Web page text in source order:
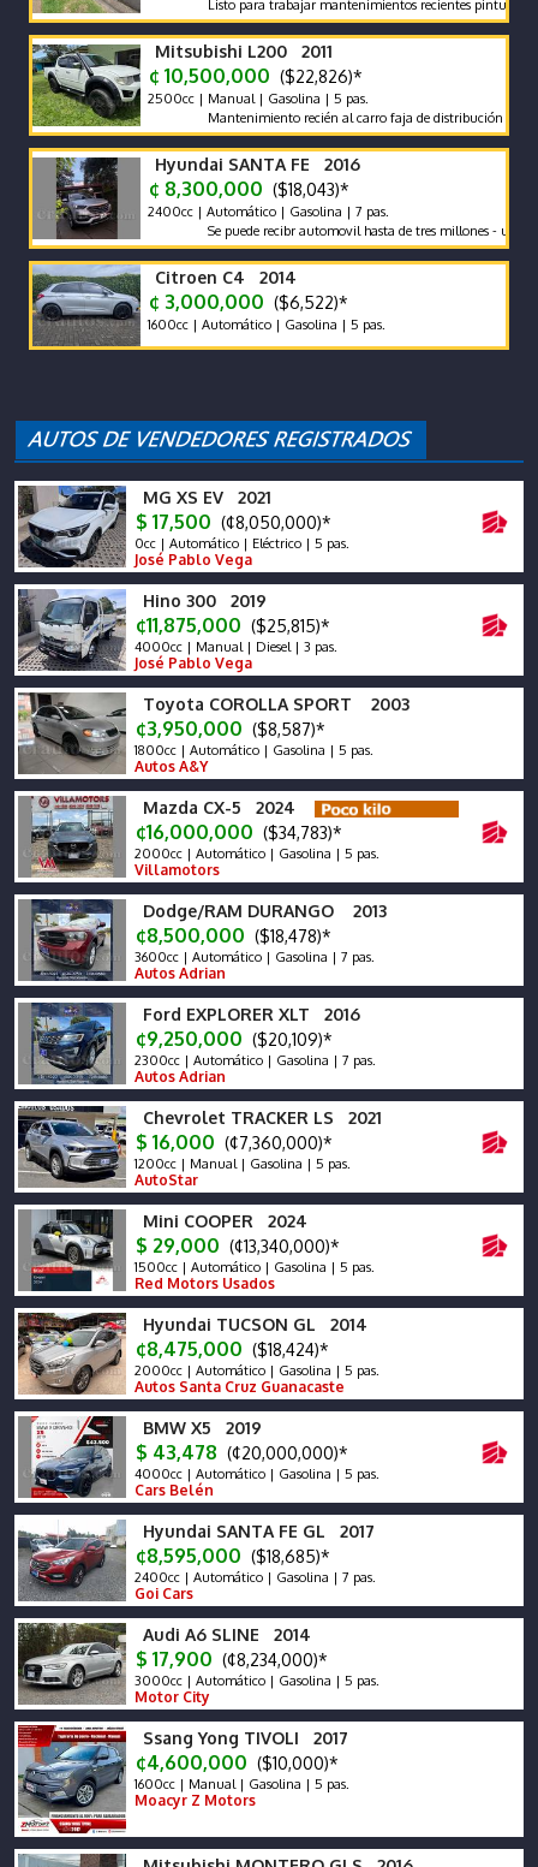
Listo para trabajar mantenimientos recientes pintura
Mitsubishi L200 2011
¢ 10,500,000 ($22,826)*
2500cc | Manual | Gasolina | 5 pas.
Mantenimiento recién al carro faja de distribución recién
Hyundai SANTA FE 2016
¢ 8,300,000 ($18,043)*
2400cc | Automático | Gasolina | 7 pas.
Se puede recibr automovil hasta de tres millones - un solo
Citroen C4 2014
¢ 3,000,000 ($6,522)*
1600cc | Automático | Gasolina | 5 pas.
MG XS EV 2021
$ 17,500 (¢8,050,000)*
0cc | Automático | Eléctrico | 5 pas.
José Pablo Vega
Hino 300 2019
¢11,875,000 ($25,815)*
4000cc | Manual | Diesel | 3 pas.
José Pablo Vega
Toyota COROLLA SPORT 2003
¢3,950,000 ($8,587)*
1800cc | Automático | Gasolina | 5 pas.
Autos A&Y
Mazda CX-5 2024
¢16,000,000 ($34,783)*
2000cc | Automático | Gasolina | 5 pas.
Villamotors
Dodge/RAM DURANGO 2013
¢8,500,000 ($18,478)*
3600cc | Automático | Gasolina | 7 pas.
Autos Adrian
Ford EXPLORER XLT 2016
¢9,250,000 ($20,109)*
2300cc | Automático | Gasolina | 7 pas.
Autos Adrian
Chevrolet TRACKER LS 2021
$ 16,000 (¢7,360,000)*
1200cc | Manual | Gasolina | 5 pas.
AutoStar
Mini COOPER 2024
$ 29,000 (¢13,340,000)*
1500cc | Automático | Gasolina | 5 pas.
Red Motors Usados
Hyundai TUCSON GL 2014
¢8,475,000 ($18,424)*
2000cc | Automático | Gasolina | 5 pas.
Autos Santa Cruz Guanacaste
BMW X5 2019
$ 43,478 (¢20,000,000)*
4000cc | Automático | Gasolina | 5 pas.
Cars Belén
Hyundai SANTA FE GL 2017
¢8,595,000 ($18,685)*
2400cc | Automático | Gasolina | 7 pas.
Goi Cars
Audi A6 SLINE 2014
$ 17,900 (¢8,234,000)*
3000cc | Automático | Gasolina | 5 pas.
Motor City
Ssang Yong TIVOLI 2017
¢4,600,000 ($10,000)*
1600cc | Manual | Gasolina | 5 pas.
Moacyr Z Motors